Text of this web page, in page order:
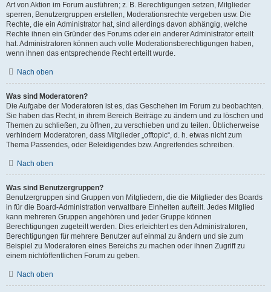
Art von Aktion im Forum ausführen; z. B. Berechtigungen setzen, Mitglieder
sperren, Benutzergruppen erstellen, Moderationsrechte vergeben usw. Die
Rechte, die ein Administrator hat, sind allerdings davon abhängig, welche
Rechte ihnen ein Gründer des Forums oder ein anderer Administrator erteilt
hat. Administratoren können auch volle Moderationsberechtigungen haben,
wenn ihnen das entsprechende Recht erteilt wurde.
Nach oben
Was sind Moderatoren?
Die Aufgabe der Moderatoren ist es, das Geschehen im Forum zu beobachten.
Sie haben das Recht, in ihrem Bereich Beiträge zu ändern und zu löschen und
Themen zu schließen, zu öffnen, zu verschieben und zu teilen. Üblicherweise
verhindern Moderatoren, dass Mitglieder „offtopic“, d. h. etwas nicht zum
Thema Passendes, oder Beleidigendes bzw. Angreifendes schreiben.
Nach oben
Was sind Benutzergruppen?
Benutzergruppen sind Gruppen von Mitgliedern, die die Mitglieder des Boards
in für die Board-Administration verwaltbare Einheiten aufteilt. Jedes Mitglied
kann mehreren Gruppen angehören und jeder Gruppe können
Berechtigungen zugeteilt werden. Dies erleichtert es den Administratoren,
Berechtigungen für mehrere Benutzer auf einmal zu ändern und sie zum
Beispiel zu Moderatoren eines Bereichs zu machen oder ihnen Zugriff zu
einem nichtöffentlichen Forum zu geben.
Nach oben